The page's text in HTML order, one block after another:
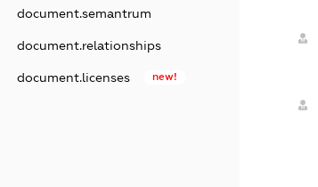
document.semantrum
document.relationships
document.licenses new!